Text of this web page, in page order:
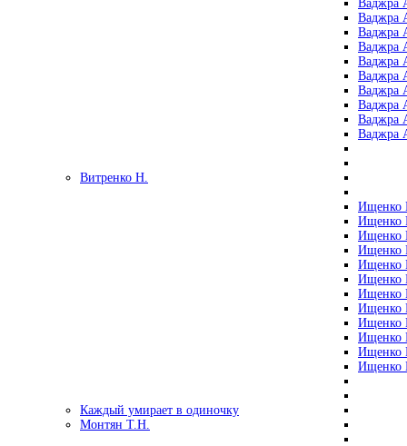
Ваджра
Ваджра
Ваджра
Ваджра
Ваджра
Ваджра
Ваджра
Ваджра
Ваджра
Ваджра
Витренко Н.
Ищенко
Ищенко
Ищенко
Ищенко
Ищенко
Ищенко
Ищенко
Ищенко
Ищенко
Ищенко
Ищенко
Ищенко
Каждый умирает в одиночку
Монтян Т.Н.